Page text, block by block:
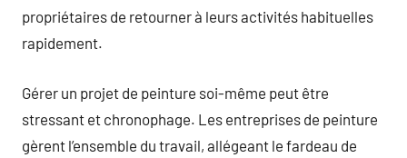
propriétaires de retourner à leurs activités habituelles
rapidement.
Gérer un projet de peinture soi-même peut être
stressant et chronophage. Les entreprises de peinture
gèrent l’ensemble du travail, allégeant le fardeau de